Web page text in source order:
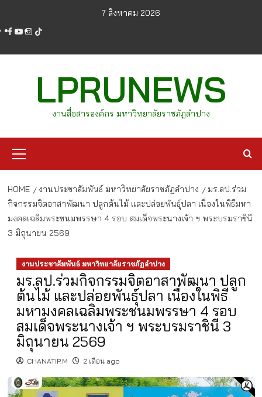
content
7 สิงหาคม 2026
facebook
youtube
instagram
tiktok
LPRUNEWS
งานสื่อสารองค์กร มหาวิทยาลัยราชภัฏลำปาง
Menu
HOME งานประชาสัมพันธ์ มหาวิทยาลัยราชภัฏลำปาง
มร.ลป.ร่วม
กิจกรรมจิตอาสาพัฒนา ปลูกต้นไม้ และปล่อยพันธุ์ปลา เนื่องในพิธีมหา
มงคลเฉลิมพระชนมพรรษา 4 รอบ สมเด็จพระนางเจ้า ฯ พระบรมราชินี
3 มิถุนายน 2569
งานประชาสัมพันธ์ มหาวิทยาลัยราชภัฏลำปาง
มร.ลป.ร่วมกิจกรรมจิตอาสาพัฒนา ปลูก
ต้นไม้ และปล่อยพันธุ์ปลา เนื่องในพิธี
มหามงคลเฉลิมพระชนมพรรษา 4 รอบ
สมเด็จพระนางเจ้า ฯ พระบรมราชินี 3
มิถุนายน 2569
CHANATIP.M 2 เดือน ago